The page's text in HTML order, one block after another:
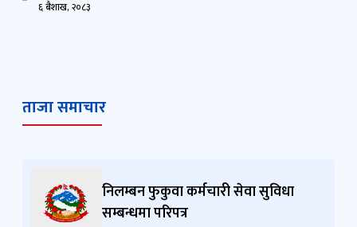
६ बैशाख, २०८३
ताजा समाचार
निलम्बन फुकुवा कर्मचारी सेवा सुविधा
सम्बन्धमा परिपत्र